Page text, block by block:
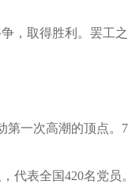
取得胜利。罢工之
次高潮的顶点。7
表全国420名党员